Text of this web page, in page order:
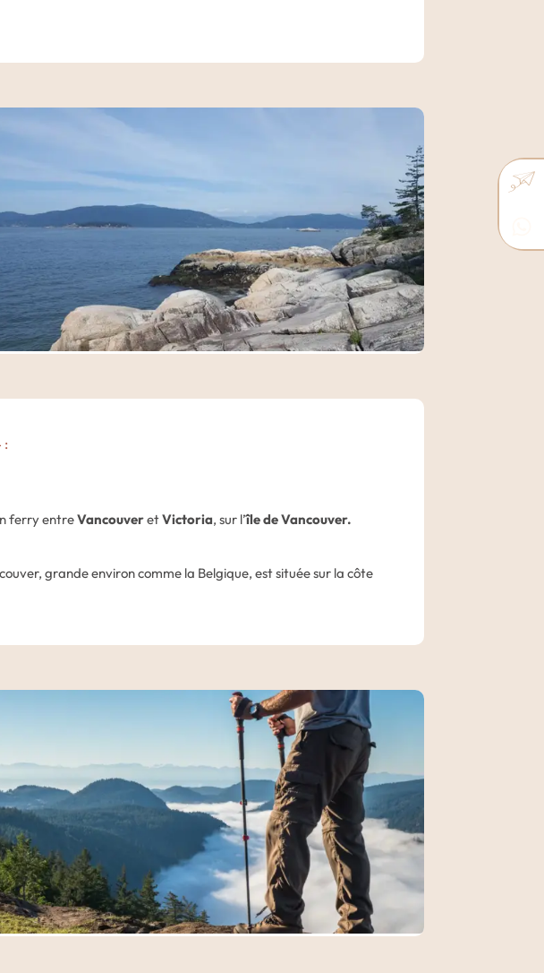
du nord et c’est étonnant de se retrouver en pleine nature à deux
insoupçonnée. C’est un endroit idéal pour prendre de
différentes facettes de la ville à votre rythme.
de l’Amérique du nord, Vancouver se démarque par un
entre océan et montagne, ancienneté et modernité,
En découle une réalité singulière qui nous plonge au
culturel que vous découvrirez en parcourant les différents
la ville.
hôtel du centre de Vancouver.
:
ferry entreVancouveretVictoria, sur l’île de Vancouver.
grande environ comme la Belgique, est située sur la côte
de magnifiques paysages et vous pourrez occasionnellement
libre à Victoria pour découvrir à votre rythme la capitale de
de vos attentes, nous vous suggèrerons diverses activités.
une bière locale dans une brasserie canadienne;
dans les différents quartiers de Victoria pour observer les
demeures de style Victorien, ou pour longer le front de mer en
le ballet des hydravions ou bien le panorama surles montagnes
des États-Unis.